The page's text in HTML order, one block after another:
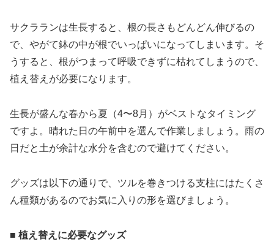
サクラランは生長すると、根の長さもどんどん伸びるの
で、やがて鉢の中が根でいっぱいになってしまいます。そ
うすると、根がつまって呼吸できずに枯れてしまうので、
植え替えが必要になります。
生長が盛んな春から夏（4〜8月）がベストなタイミング
ですよ。晴れた日の午前中を選んで作業しましょう。雨の
日だと土が余計な水分を含むので避けてください。
グッズは以下の通りで、ツルを巻きつける支柱にはたくさ
ん種類があるのでお気に入りの形を選びましょう。
■ 植え替えに必要なグッズ